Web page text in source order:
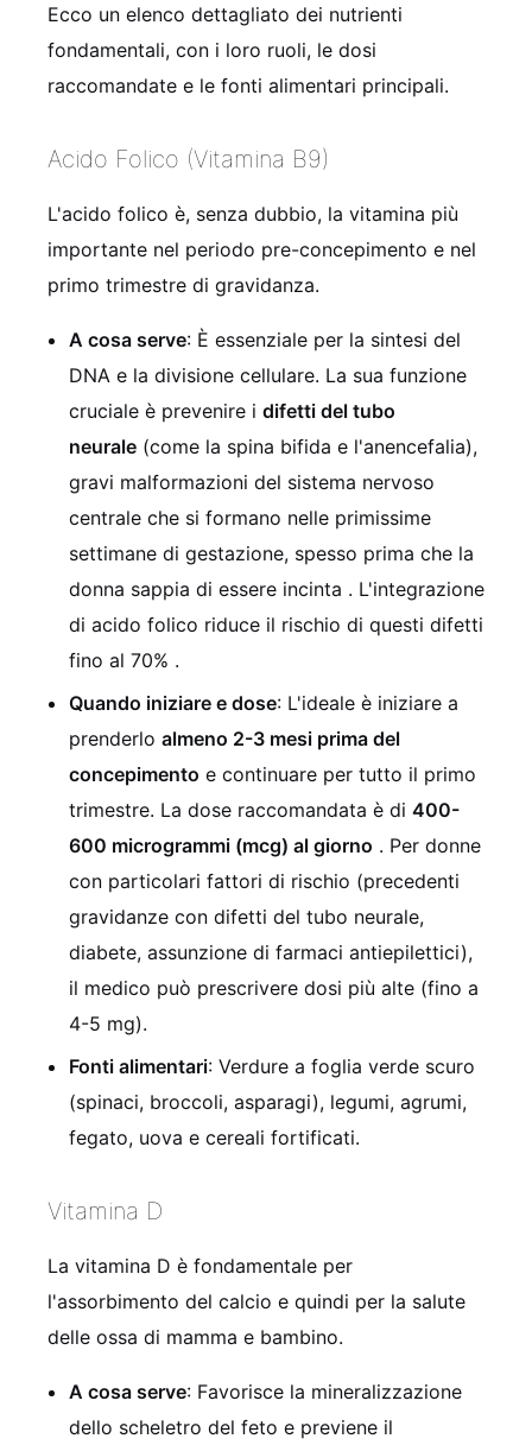
Ecco un elenco dettagliato dei nutrienti
fondamentali, con i loro ruoli, le dosi
raccomandate e le fonti alimentari principali.
Acido Folico (Vitamina B9)
L'acido folico è, senza dubbio, la vitamina più
importante nel periodo pre-concepimento e nel
primo trimestre di gravidanza.
A cosa serve: È essenziale per la sintesi del
DNA e la divisione cellulare. La sua funzione
cruciale è prevenire i difetti del tubo
neurale (come la spina bifida e l'anencefalia),
gravi malformazioni del sistema nervoso
centrale che si formano nelle primissime
settimane di gestazione, spesso prima che la
donna sappia di essere incinta . L'integrazione
di acido folico riduce il rischio di questi difetti
fino al 70% .
Quando iniziare e dose: L'ideale è iniziare a
prenderlo almeno 2-3 mesi prima del
concepimento e continuare per tutto il primo
trimestre. La dose raccomandata è di 400-
600 microgrammi (mcg) al giorno . Per donne
con particolari fattori di rischio (precedenti
gravidanze con difetti del tubo neurale,
diabete, assunzione di farmaci antiepilettici),
il medico può prescrivere dosi più alte (fino a
4-5 mg).
Fonti alimentari: Verdure a foglia verde scuro
(spinaci, broccoli, asparagi), legumi, agrumi,
fegato, uova e cereali fortificati.
Vitamina D
La vitamina D è fondamentale per
l'assorbimento del calcio e quindi per la salute
delle ossa di mamma e bambino.
A cosa serve: Favorisce la mineralizzazione
dello scheletro del feto e previene il